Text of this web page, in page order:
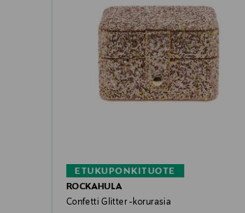
ETUKUPONKITUOTE
ROCKAHULA
Confetti Glitter -korurasia